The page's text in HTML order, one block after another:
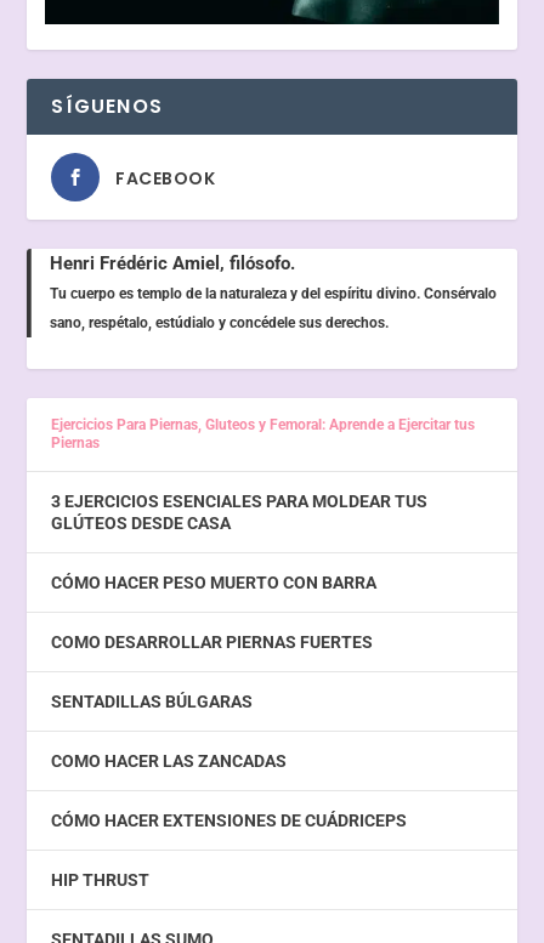
SÍGUENOS
FACEBOOK
Henri Frédéric Amiel, filósofo.
Tu cuerpo es templo de la naturaleza y del espíritu divino. Consérvalo
sano, respétalo, estúdialo y concédele sus derechos.
Ejercicios Para Piernas, Gluteos y Femoral: Aprende a Ejercitar tus
Piernas
3 EJERCICIOS ESENCIALES PARA MOLDEAR TUS
GLÚTEOS DESDE CASA
CÓMO HACER PESO MUERTO CON BARRA
COMO DESARROLLAR PIERNAS FUERTES
SENTADILLAS BÚLGARAS
COMO HACER LAS ZANCADAS
CÓMO HACER EXTENSIONES DE CUÁDRICEPS
HIP THRUST